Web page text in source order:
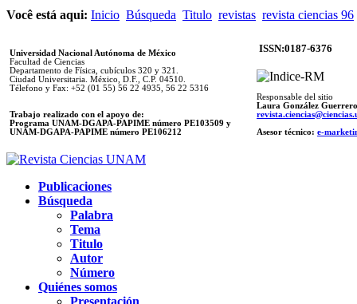
Você está aqui: Inicio Búsqueda Titulo revistas revista ciencias 96
Universidad Nacional Autónoma de México
Facultad de Ciencias
Departamento de Física, cubículos 320 y 321.
Ciudad Universitaria. México, D.F., C.P. 04510.
Télefono y Fax: +52 (01 55) 56 22 4935, 56 22 5316
Trabajo realizado con el apoyo de:
Programa UNAM-DGAPA-PAPIME número PE103509 y
UNAM-DGAPA-PAPIME número PE106212
ISSN:0187-6376
Responsable del sitio
Laura González Guerrero
Asesor técnico: e-
Publicaciones
Búsqueda
Palabra
Tema
Titulo
Autor
Número
Quiénes somos
Presentación